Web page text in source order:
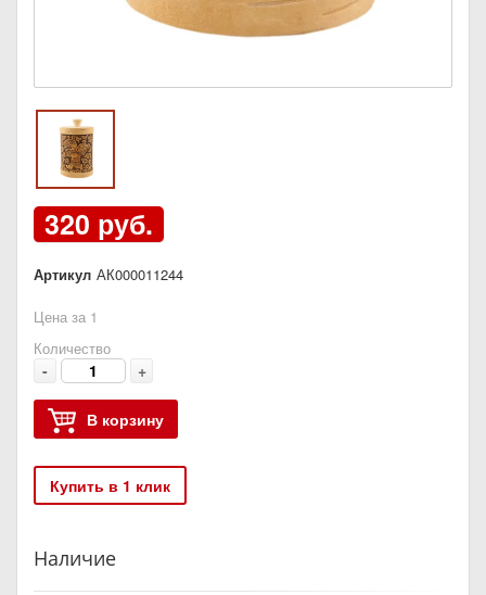
320 руб.
Артикул АК000011244
Цена за 1
Количество
- +
В корзину
Купить в 1 клик
Наличие